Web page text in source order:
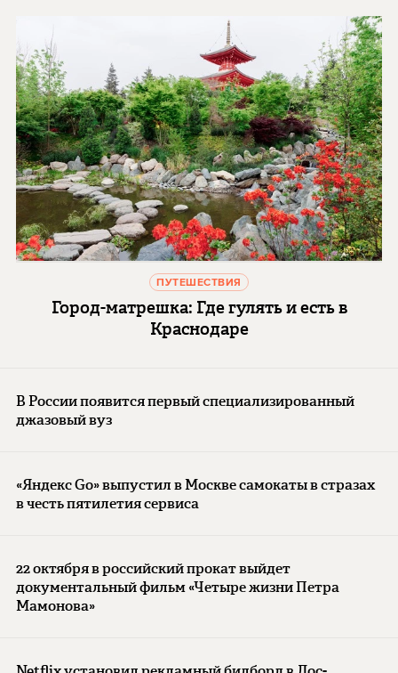
ПУТЕШЕСТВИЯ
Город-матрешка: Где гулять и есть в
Краснодаре
В России появится первый специализированный
джазовый вуз
«Яндекс Go» выпустил в Москве самокаты в стразах
в честь пятилетия сервиса
22 октября в российский прокат выйдет
документальный фильм «Четыре жизни Петра
Мамонова»